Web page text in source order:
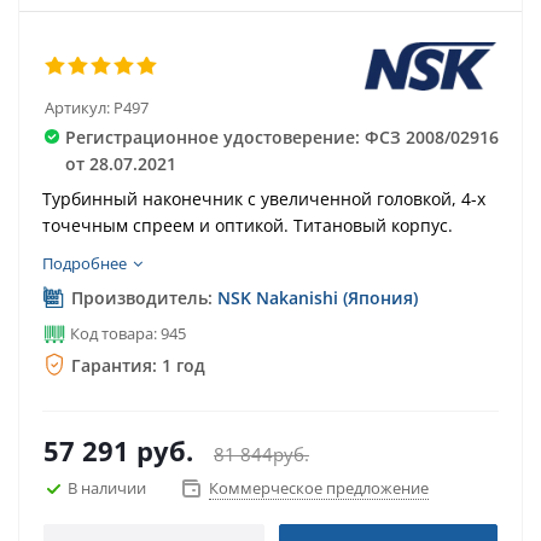
Артикул: P497
Регистрационное удостоверение: ФСЗ 2008/02916
от 28.07.2021
Турбинный наконечник с увеличенной головкой, 4-х
точечным спреем и оптикой. Титановый корпус.
Подробнее
Производитель: NSK Nakanishi (Япония)
Код товара: 945
Гарантия: 1 год
57 291 руб. 81 844руб.
В наличии Коммерческое предложение